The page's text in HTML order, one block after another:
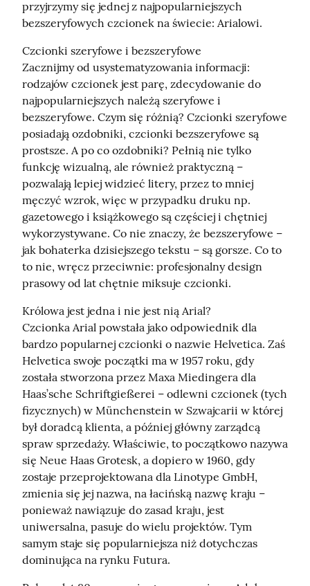
przyjrzymy się jednej z najpopularniejszych
bezszeryfowych czcionek na świecie: Arialowi.
Czcionki szeryfowe i bezszeryfowe
Zacznijmy od usystematyzowania informacji:
rodzajów czcionek jest parę, zdecydowanie do
najpopularniejszych należą szeryfowe i
bezszeryfowe. Czym się różnią? Czcionki szeryfowe
posiadają ozdobniki, czcionki bezszeryfowe są
prostsze. A po co ozdobniki? Pełnią nie tylko
funkcję wizualną, ale również praktyczną –
pozwalają lepiej widzieć litery, przez to mniej
męczyć wzrok, więc w przypadku druku np.
gazetowego i książkowego są częściej i chętniej
wykorzystywane. Co nie znaczy, że bezszeryfowe –
jak bohaterka dzisiejszego tekstu – są gorsze. Co to
to nie, wręcz przeciwnie: profesjonalny design
prasowy od lat chętnie miksuje czcionki.
Królowa jest jedna i nie jest nią Arial?
Czcionka Arial powstała jako odpowiednik dla
bardzo popularnej czcionki o nazwie Helvetica. Zaś
Helvetica swoje początki ma w 1957 roku, gdy
została stworzona przez Maxa Miedingera dla
Haas’sche Schriftgießerei – odlewni czcionek (tych
fizycznych) w Münchenstein w Szwajcarii w której
był doradcą klienta, a później główny zarządcą
spraw sprzedaży. Właściwie, to początkowo nazywa
się Neue Haas Grotesk, a dopiero w 1960, gdy
zostaje przeprojektowana dla Linotype GmbH,
zmienia się jej nazwa, na łacińską nazwę kraju –
ponieważ nawiązuje do zasad kraju, jest
uniwersalna, pasuje do wielu projektów. Tym
samym staje się popularniejsza niż dotychczas
dominująca na rynku Futura.